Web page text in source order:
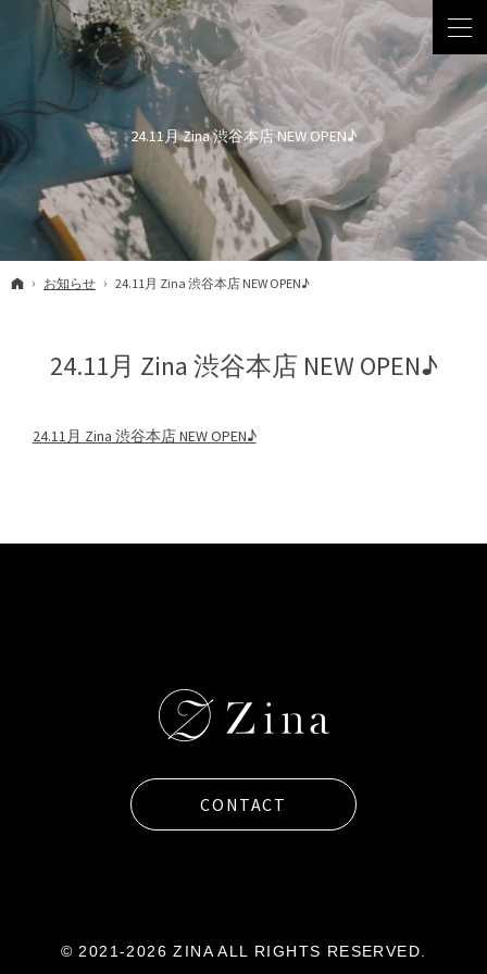
24.11月 Zina 渋谷本店 NEW OPEN♪
ホーム
お知らせ 24.11月 Zina 渋谷本店 NEW OPEN♪
24.11月 Zina 渋谷本店 NEW OPEN♪
24.11月 Zina 渋谷本店 NEW OPEN♪
© 2021-2026 ZINA ALL RIGHTS RESERVED.
CONTACT